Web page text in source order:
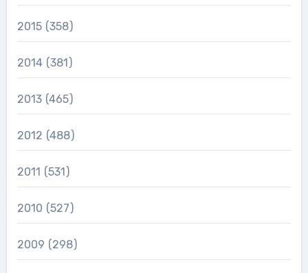
2015 (358)
2014 (381)
2013 (465)
2012 (488)
2011 (531)
2010 (527)
2009 (298)